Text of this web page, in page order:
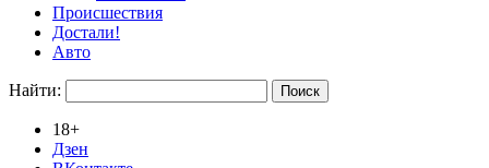
Происшествия
Достали!
Авто
Найти:
18+
Дзен